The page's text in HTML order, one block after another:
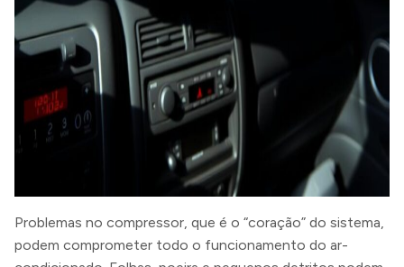
Problemas no compressor, que é o “coração” do sistema,
podem comprometer todo o funcionamento do ar-